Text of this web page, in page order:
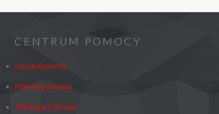
CENTRUM POMOCY
Uzyskaj pomoc
Pliki do pobrania
Telewizja Cyfrowa